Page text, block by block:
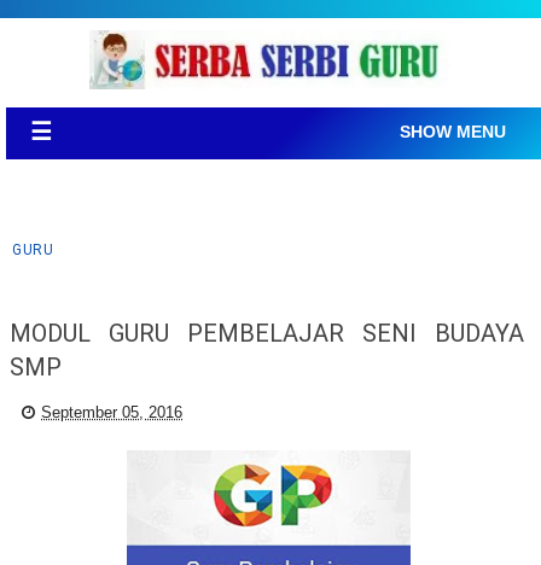
☰ SHOW MENU
GURU
MODUL GURU PEMBELAJAR SENI BUDAYA
SMP
September 05, 2016